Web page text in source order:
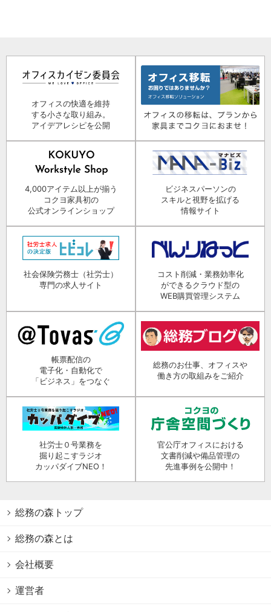
オフィスの快適を維持
する小さな取り組み。
アイデアレシピを公開
4,000アイテム以上が揃う
コクヨ家具初の
公式オンラインショップ
ビジネスパーソンの
スキルと視野を拡げる
情報サイト
社会保険労務士（社労士）
専門の求人サイト
コスト削減・業務効率化
ができるクラウド型の
WEB購買管理システム
帳票配信の
電子化・自動化で
「ビジネス」をつなぐ
総務のお仕事、オフィスや
働き方の取組みをご紹介
社労士０号業務を
掘り起こすラジオ
カッパダイブNEO！
官公庁オフィスにおける
文書削減や備品管理の
先進事例を公開中！
総務の森トップ
総務の森とは
会社概要
運営者